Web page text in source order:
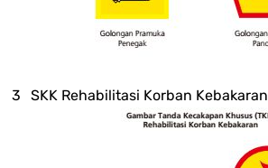
SKK Rehabilitasi Korban Kebakaran